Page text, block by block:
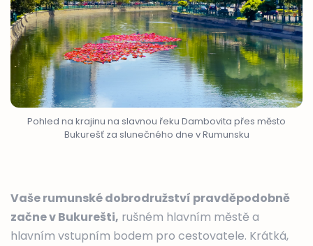
Pohled na krajinu na slavnou řeku Dambovita přes město
Bukurešť za slunečného dne v Rumunsku
Vaše rumunské dobrodružství pravděpodobně
začne v Bukurešti, rušném hlavním městě a
hlavním vstupním bodem pro cestovatele. Krátká,